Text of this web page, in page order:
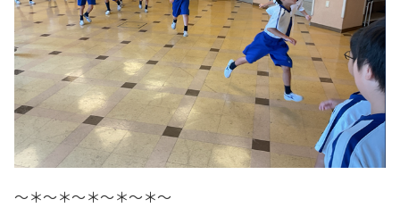
～＊～＊～＊～＊～＊～